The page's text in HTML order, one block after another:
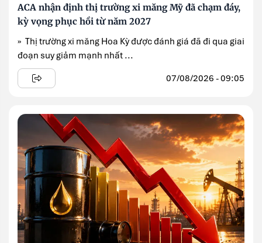
ACA nhận định thị trường xi măng Mỹ đã chạm đáy,
kỳ vọng phục hồi từ năm 2027
» Thị trường xi măng Hoa Kỳ được đánh giá đã đi qua giai
đoạn suy giảm mạnh nhất ...
07/08/2026 - 09:05